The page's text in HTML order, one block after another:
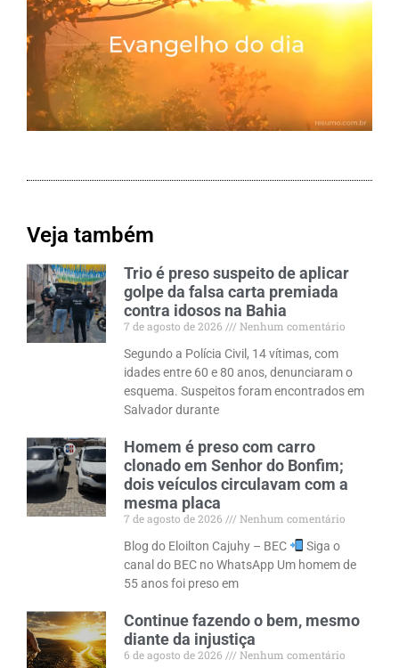
Veja também
Trio é preso suspeito de aplicar
golpe da falsa carta premiada
contra idosos na Bahia
7 de agosto de 2026
Nenhum comentário
Segundo a Polícia Civil, 14 vítimas, com
idades entre 60 e 80 anos, denunciaram o
esquema. Suspeitos foram encontrados em
Salvador durante
Homem é preso com carro
clonado em Senhor do Bonfim;
dois veículos circulavam com a
mesma placa
7 de agosto de 2026
Nenhum comentário
Blog do Eloilton Cajuhy – BEC
Siga o
canal do BEC no WhatsApp Um homem de
55 anos foi preso em
Continue fazendo o bem, mesmo
diante da injustiça
6 de agosto de 2026
Nenhum comentário